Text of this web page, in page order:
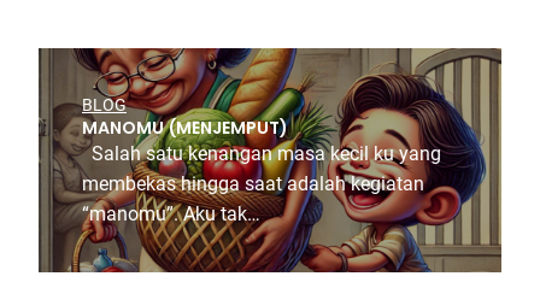
BLOG
MANOMU (MENJEMPUT)
Salah satu kenangan masa kecil ku yang
membekas hingga saat adalah kegiatan
“manomu”. Aku tak…